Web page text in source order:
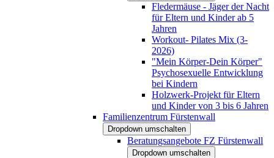
Fledermäuse - Jäger der Nacht
für Eltern und Kinder ab 5
Jahren
Workout- Pilates Mix (3-
2026)
"Mein Körper-Dein Körper"
Psychosexuelle Entwicklung
bei Kindern
Holzwerk-Projekt für Eltern
und Kinder von 3 bis 6 Jahren
Familienzentrum Fürstenwall
Dropdown umschalten
Beratungsangebote FZ Fürstenwall
Dropdown umschalten